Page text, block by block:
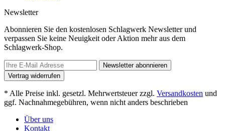
Newsletter
Abonnieren Sie den kostenlosen Schlagwerk Newsletter und
verpassen Sie keine Neuigkeit oder Aktion mehr aus dem
Schlagwerk-Shop.
Newsletter abonnieren
Vertrag widerrufen
* Alle Preise inkl. gesetzl. Mehrwertsteuer zzgl. Versandkosten und
ggf. Nachnahmegebühren, wenn nicht anders beschrieben
Über uns
Kontakt